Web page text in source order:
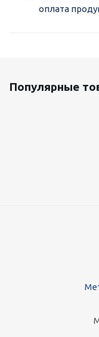
оплата
Популярные